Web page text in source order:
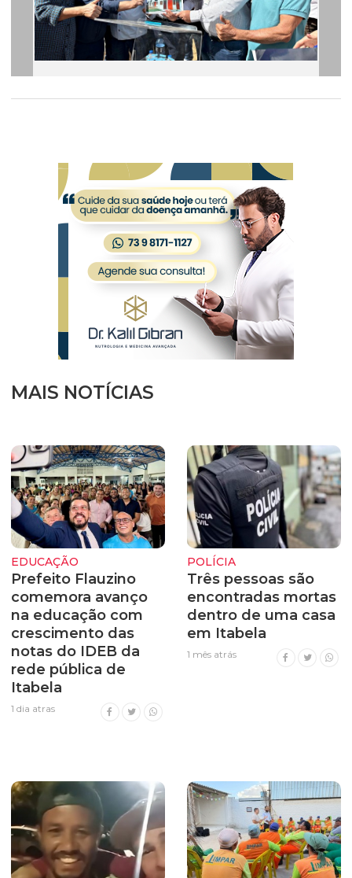
MAIS NOTÍCIAS
EDUCAÇÃO
Prefeito Flauzino
comemora avanço
na educação com
crescimento das
notas do IDEB da
rede pública de
Itabela
1 dia atras
POLÍCIA
Três pessoas são
encontradas mortas
dentro de uma casa
em Itabela
1 mês atrás